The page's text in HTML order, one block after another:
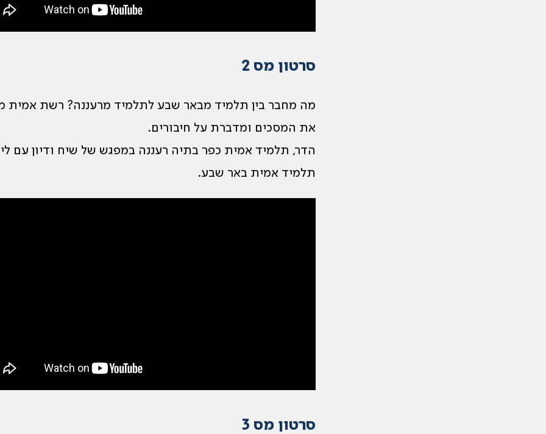
סרטון מס 2
מה מחבר בין תלמיד מבאר שבע לתלמיד מרעננה? רשת אמית
את המסכים ומדברת על חיבורים.
הדר, תלמיד אמית כפר בתיה רעננה במפגש של שיח ודיון עם
תלמיד אמית באר שבע.
סרטון מס 3